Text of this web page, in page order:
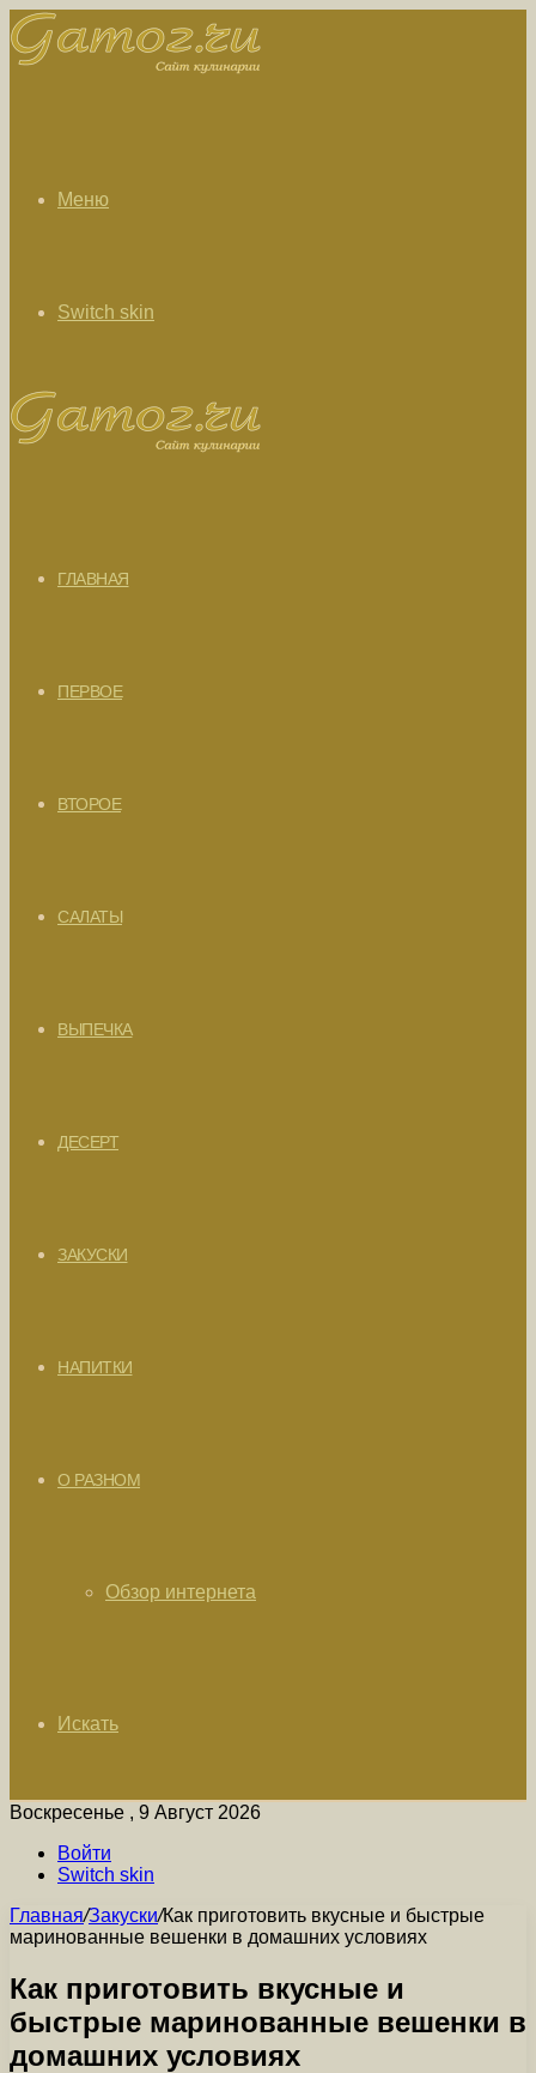
Меню
Switch skin
ГЛАВНАЯ
ПЕРВОЕ
ВТОРОЕ
САЛАТЫ
ВЫПЕЧКА
ДЕСЕРТ
ЗАКУСКИ
НАПИТКИ
О РАЗНОМ
Обзор интернета
Искать
Воскресенье , 9 Август 2026
Войти
Switch skin
Главная/Закуски/Как приготовить вкусные и быстрые
маринованные вешенки в домашних условиях
Как приготовить вкусные и
быстрые маринованные вешенки в
домашних условиях